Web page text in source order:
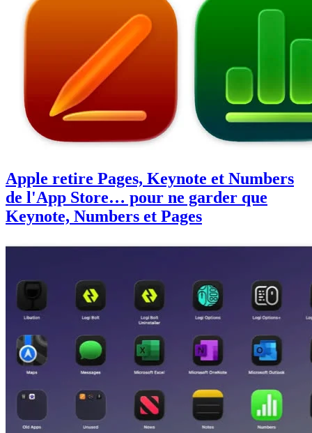
Apple retire Pages, Keynote et Numbers
de l'App Store… pour ne garder que
Keynote, Numbers et Pages